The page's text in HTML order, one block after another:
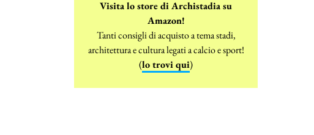
Visita lo store di Archistadia su
Amazon!
Tanti consigli di acquisto a tema stadi,
architettura e cultura legati a calcio e sport!
(lo trovi qui)